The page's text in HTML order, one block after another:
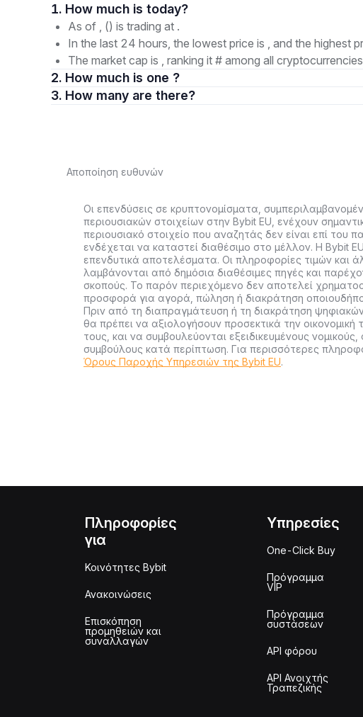
1. How much is today?
As of , () is trading at .
In the last 24 hours, the lowest price is , and the highest
The market cap is , ranking it # among all
2. How much is one ?
3. How many are there?
Αποποίηση ευθυνών
Οι επενδύσεις σε κρυπτονομίσματα,
περιουσιακών στοιχείων στην Bybit EU, ενέχουν
περιουσιακό στοιχείο που αναζητάς δεν είναι επί του
ενδέχεται να καταστεί διαθέσιμο στο μέλλον. Η Bybit
επενδυτικά αποτελέσματα. Οι πληροφορίες τιμών και
λαμβάνονται από δημόσια διαθέσιμες πηγές και
σκοπούς. Το παρόν περιεχόμενο δεν αποτελεί
προσφορά για αγορά, πώληση ή διακράτηση
Πριν από τη διαπραγμάτευση ή τη διακράτηση
θα πρέπει να αξιολογήσουν προσεκτικά την
τους, και να συμβουλεύονται εξειδικευμένους
συμβούλους κατά περίπτωση. Για περισσότερες
Όρους Παροχής Υπηρεσιών της Bybit EU.
Πληροφορίες
για
Κοινότητες Bybit
Ανακοινώσεις
Επισκόπηση
προμηθειών και
συναλλαγών
Υπηρεσίες
One-Click Buy
Πρόγραμμα
VIP
Πρόγραμμα
συστάσεων
API φόρου
API Ανοιχτής
Τραπεζικής